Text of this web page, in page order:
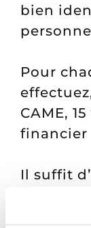
bien
Pour
CAME,
financier
Il suffit